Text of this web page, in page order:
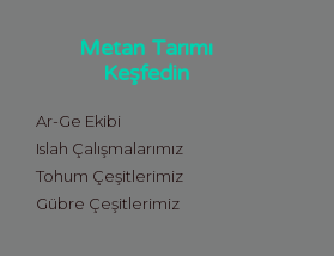
Metan Tarımı
Keşfedin
Ar-Ge Ekibi
Islah Çalışmalarımız
Tohum Çeşitlerimiz
Gübre Çeşitlerimiz